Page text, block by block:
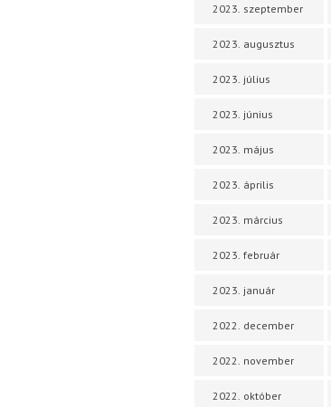
2023. szeptember
2023. augusztus
2023. július
2023. június
2023. május
2023. április
2023. március
2023. február
2023. január
2022. december
2022. november
2022. október